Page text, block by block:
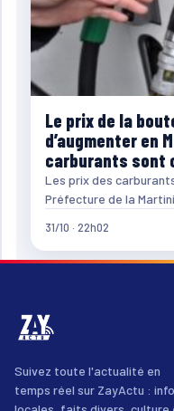
Le prix de la
d’augmenter en
carburants sont
Les prix des
Préfecture de la
31/10 · 22h02
Suivez toute l'actualité en
temps réel sur ZayActu :